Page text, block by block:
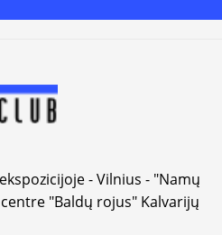
- Vilnius - "Namų
"Baldų rojus" Kalvarijų